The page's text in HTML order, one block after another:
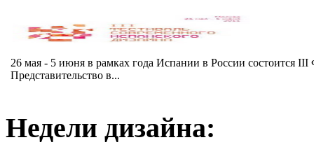
26 мая - 5 июня в рамках года Испании в России состоится
Представительство в...
Недели дизайна: